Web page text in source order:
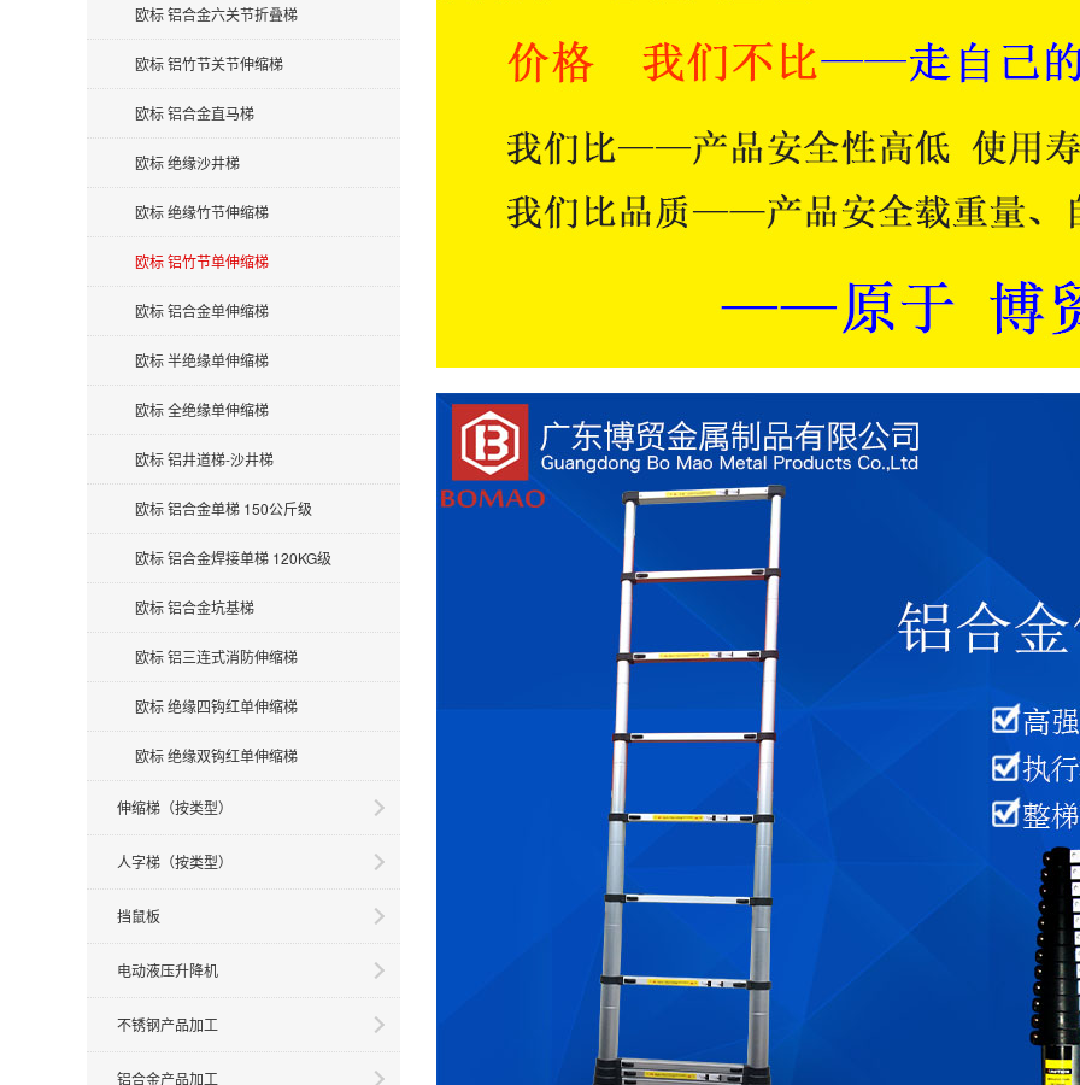
欧标 铝合金六关节折叠梯
欧标 铝竹节关节伸缩梯
欧标 铝合金直马梯
欧标 绝缘沙井梯
欧标 绝缘竹节伸缩梯
欧标 铝竹节单伸缩梯
欧标 铝合金单伸缩梯
欧标 半绝缘单伸缩梯
欧标 全绝缘单伸缩梯
欧标 铝井道梯-沙井梯
欧标 铝合金单梯 150公斤级
欧标 铝合金焊接单梯 120KG级
欧标 铝合金坑基梯
欧标 铝三连式消防伸缩梯
欧标 绝缘四钩红单伸缩梯
欧标 绝缘双钩红单伸缩梯
伸缩梯（按类型）
人字梯（按类型）
挡鼠板
电动液压升降机
不锈钢产品加工
铝合金产品加工